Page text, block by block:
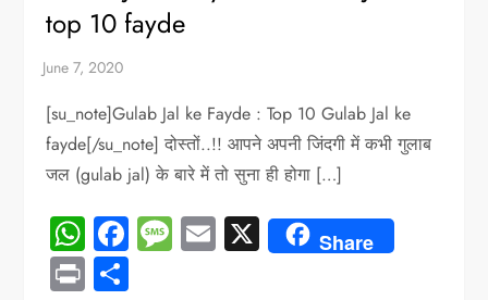
top 10 fayde
[su_note]Gulab Jal ke Fayde : Top 10 Gulab Jal ke
fayde[/su_note] दोस्तों..!! आपने अपनी जिंदगी में कभी गुलाब
जल (gulab jal) के बारे में तो सुना ही होगा […]
WhatsApp
Facebook
Message
Email
X Share
Print